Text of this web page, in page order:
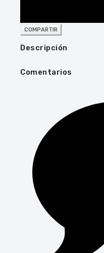
COMPARTIR
Descripción
Comentarios